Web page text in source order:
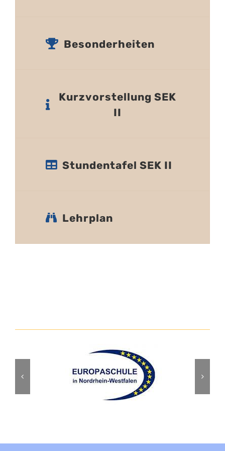
Besonderheiten
Kurzvorstellung SEK
II
Stundentafel SEK II
Lehrplan